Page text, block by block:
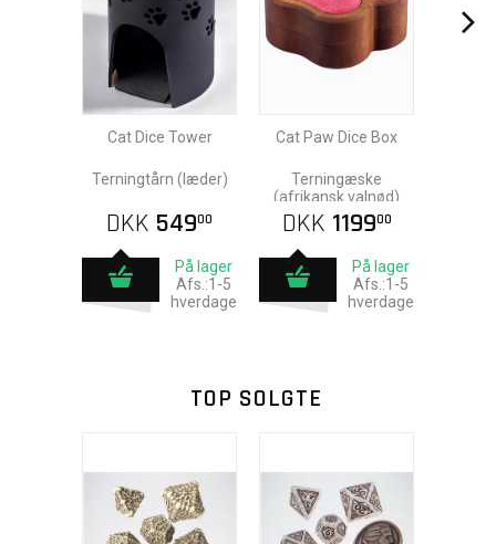
Cat Dice Tower
Terningtårn (læder)
DKK 54900
På lager
Afs.:1-5
hverdage
Cat Paw Dice Box
Terningæske
(afrikansk valnød)
DKK 119900
På lager
Afs.:1-5
hverdage
TOP SOLGTE